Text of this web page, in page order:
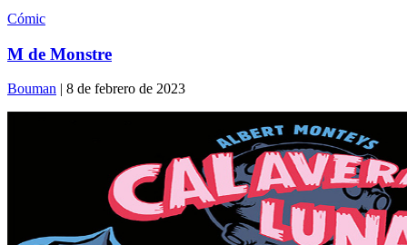
Cómic
M de Monstre
Bouman | 8 de febrero de 2023